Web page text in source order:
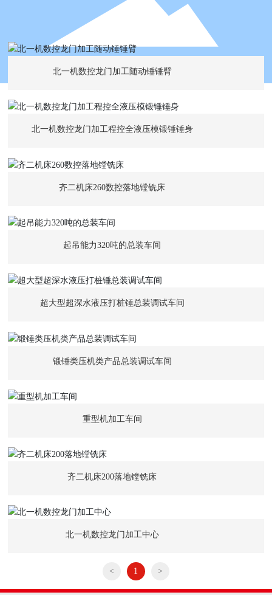
北一机数控龙门加工随动锤锤臂
北一机数控龙门加工程控全液压模锻锤锤身
齐二机床260数控落地镗铣床
起吊能力320吨的总装车间
超大型超深水液压打桩锤总装调试车间
锻锤类压机类产品总装调试车间
重型机加工车间
齐二机床200落地镗铣床
北一机数控龙门加工中心
< 1 >